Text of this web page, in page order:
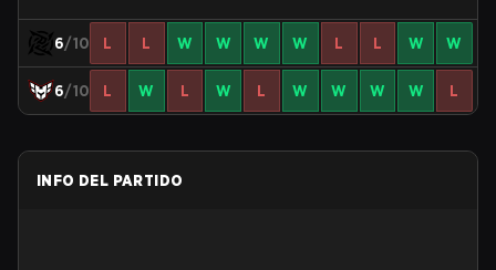
6/10 L L W W W W L L W W
6/10 L W L W L W W W W L
INFO DEL PARTIDO